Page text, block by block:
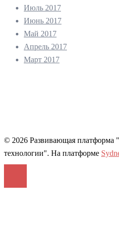
Июль 2017
Июнь 2017
Май 2017
Апрель 2017
Март 2017
© 2026 Развивающая
технологии". На платформе
Войти